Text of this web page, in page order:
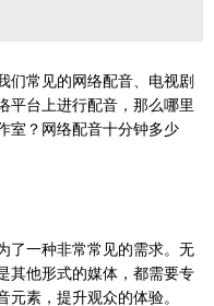
们常见的网络配音、电视剧
平台上进行配音，那么哪里
室？网络配音十分钟多少
了一种非常常见的需求。无
其他形式的媒体，都需要专
素，提升观众的体验。